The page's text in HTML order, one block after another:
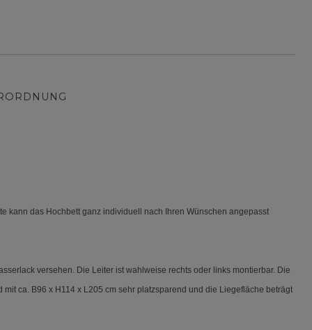
kann das Hochbett ganz individuell nach Ihren Wünschen angepasst
versehen. Die Leiter ist wahlweise rechts oder links montierbar. Die
ca. B96 x H114 x L205 cm sehr platzsparend und die Liegefläche beträgt